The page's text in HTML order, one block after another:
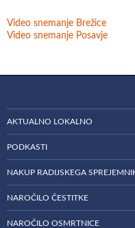
Video snemanje Brežice
Video snemanje Posavje
AKTUALNO LOKALNO
PODKASTI
NAKUP RADIJSKEGA
NAROČILO ČESTITKE
NAROČILO OSMRTNICE